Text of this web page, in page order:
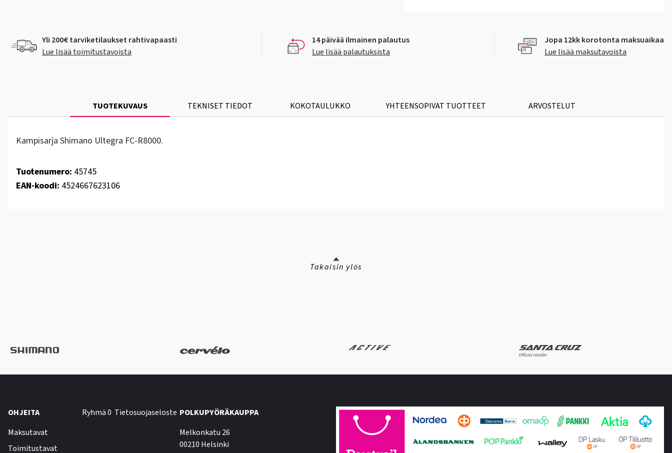
Yli 200€ tarviketilaukset rahtivapaasti
Lue lisää toimitustavoista
14 päivää ilmainen palautus
Lue lisää palautuksista
Jopa 12kk korotonta maksuaikaa
Lue lisää maksutavoista
TUOTEKUVAUS TEKNISET TIEDOT KOKOTAULUKKO YHTEENSOPIVAT TUOTTEET ARVOSTELUT
Kampisarja Shimano Ultegra FC-R8000.
Tuotenumero: 45745
EAN-koodi: 4524667623106
Takaisin ylös
OHJEITA
Maksutavat
Toimitustavat
Ryhmä 0 Tietosuojaseloste POLKUPYÖRÄKAUPPA
Melkonkatu 26
00210 Helsinki